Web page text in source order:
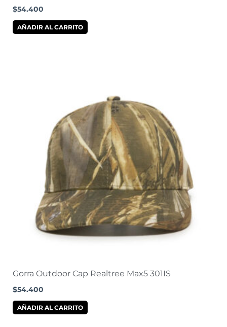
$54.400
AÑADIR AL CARRITO
Gorra Outdoor Cap Realtree Max5 301IS
$54.400
AÑADIR AL CARRITO